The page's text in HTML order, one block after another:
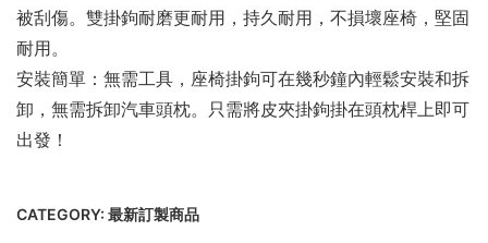
被刮傷。雙掛鉤耐磨更耐用，持久耐用，不損壞座椅，堅固
耐用。
安裝簡單：無需工具，座椅掛鉤可在幾秒鐘內輕鬆安裝和拆
卸，無需拆卸汽車頭枕。只需將皮夾掛鉤掛在頭枕桿上即可
出發！
CATEGORY: 最新訂製商品